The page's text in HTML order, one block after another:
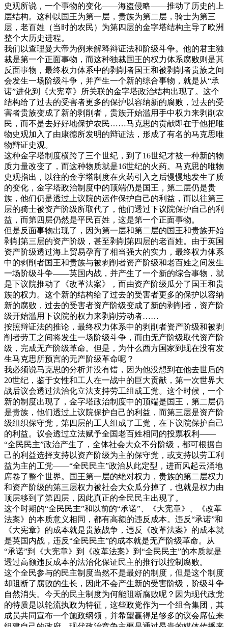
史观所说，一个事物的变化——海盗侵略——推动了历史的上
层结构。这种以国王为第一层，贵族为第二层，骑士为第三
层，老百姓（当时的农民）为第四层的金字塔结构主导了欧洲
整个大历史进程。
我们以查理曼大帝为例来解释辩证法和阶级斗争。他的君主独
裁是第一个正面事物，而这种独裁国王的权力体系腐败则是其
反面事物，最终权力体系中的剥削者国王和被剥削者贵族之间
会发生一场阶级斗争，并产生一个新的综合事物，就是从“承
诺”进化到《大宪章》所关联的金字塔政治结构出现了。这个
结构给了过去的受害者更多的保护以容纳新的腐败，过去的受
害者贵族变成了新的剥削者，贵族开始滥用手中权力来剥削农
民，而不是去好好地保护农民……马克思的贡献即在于他把唯
物史观加入了由康德所发明的辩证法，形成了有名的马克思唯
物辩证史观。
这种金字塔制度横跨了三个世纪，到了16世纪才被一种新的物
质力量改变了，而这种物质就是16世纪的火药。马克思的唯物
史观指出，以往的金字塔制度在火药引入之后慢慢地发生了质
的变化，金字塔政治制度中的顶端仍是国王，第二层仍是贵
族，他们仍是透过上议院的运作保护自己的利益，而以往第三
层的骑士被资产阶级所取代了，他们透过下议院保护自己的利
益，而第四层仍然是平民百姓，这是第一个正面事物。
但是反面事物出现了，因为第一层和第二层的国王和贵族开始
剥削第三层的资产阶级，甚至剥削第四层的老百姓。由于英国
资产阶级透过海上贸易孕育了相当强大的实力，最终权力体系
中的剥削者国王和贵族与被剥削者资产阶级和老百姓之间发生
一场阶级斗争——英国内战，并产生了一个新的综合事物，就
是下议院推动了《改革法案》，而由资产阶级瓜分了国王和贵
族的权力。这个新的结构给了过去的受害者更多的保护以容纳
新的腐败，过去的受害者资产阶级变成了新的剥削者，资产阶
级开始滥用下议院的权力来剥削劳动者……
按照辩证法的推论，最终权力体系中的剥削者资产阶级和被剥
削者劳工之间将发生一场阶级斗争，而由无产阶级取代资产阶
级，完成无产阶级革命。但是，为什么西方国家到现在没有发
生马克思所预言的无产阶级革命呢？
我必须说马克思的分析并没有错，因为他没想到在他去世后的
20世纪，鉴于女性和工人在一战中的巨大贡献，第一次世界大
战后议会透过法治化立法支持劳工组成工党。这个时候，一个
新的制度出现了，金字塔政治制度中的顶端是国王，第二层仍
是贵族，他们透过上议院保护自己的利益，而第三层是资产阶
级组织保守党，第四层的工人组成了工党，在下议院保护自己
的利益。议会透过立法赋予全国老百姓相同的投票权利——
“全民民主”政治产生了，全体社会大众不分阶级，都可根据自
己的利益选择支持以资产阶级为主的保守党，或支持以劳工利
益为主的工党——“全民民主”政治从此定型，进而风起云涌地
席卷了整个世界。国王第一层的绝对权力，贵族的第二层权力
和资产阶级的第三层权力被社会大众瓜分掉了，也就是权力由
顶层移到了第四层，因此真正的全民民主出现了。
这个时期的“全民民主”和以前的“承诺”、《大宪章》、《改革
法案》的本质意义相同，都有高额的违反成本。违反“承诺”和
《大宪章》的成本就是贵族战争，违反《改革法案》的成本就
是英国内战，违反“全民民主”的成本就是无产阶级革命。从
“承诺”到《大宪章》到《改革法案》到“全民民主”的本质就是
透过高额违反成本的法治化保证民主的推行以控制腐败。
这个全民参与的民主制度当然不是最好的制度，但是这个制度
却阻断了腐败的生长，因此不会产生新的受害阶级，阶级斗争
自然消失。今天的民主制度为何能阻断腐败呢？因为现代政党
的特质是以轮流执政为特征，这些政党作为一个组合集团，其
成员共同宣布一个施政纲领，并希望赢得足够多的议会席位来